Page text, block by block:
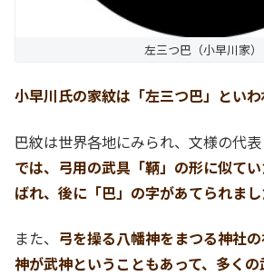
左三つ巴（小早川家）
小早川氏の家紋は「左三つ巴」といわ
巴紋は世界各地にみられ、文様の代表
では、弓用の武具「鞆」の形に似て
ばれ、後に「巴」の字があてられまし
また、 弓を操る八幡神をまつる神社
神が武神ということもあって、多く